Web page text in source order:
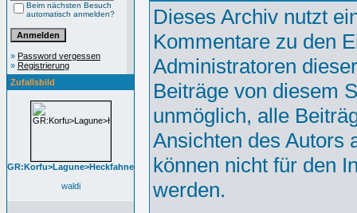
Beim nächsten Besuch
automatisch anmelden?
» Password vergessen
» Registrierung
Zufallsbild
GR:Korfu>Lagune>Heckfahne
waldi
Dieses Archiv nutzt
Kommentare zu den
Administratoren
Beiträge von diesem
unmöglich, alle
Ansichten des Autors
können nicht für den
werden.